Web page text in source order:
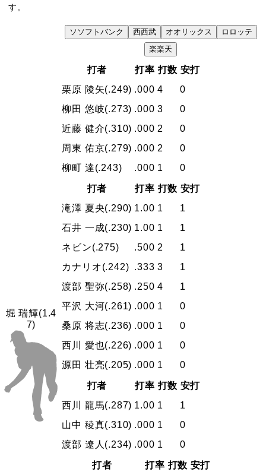
す。
ソ ソフトバンク 西西武 オオリックス ロ ロッテ
楽楽天
堀 瑞輝(1.4
7)
打者 打率 打数 安打
栗原 陵矢(.249) .000 4
0
柳田 悠岐(.273) .000 3
0
近藤 健介(.310) .000 2
0
周東 佑京(.279) .000 2
0
柳町 達(.243) .000 1 0
打者 打率 打数 安打
滝澤 夏央(.290) 1.00 1
1
石井 一成(.230) 1.00 1
1
ネビン(.275) .500 2
1
カナリオ(.242) .333 3
1
渡部 聖弥(.258) .250 4
1
平沢 大河(.261) .000 1
0
桑原 将志(.236) .000 1
0
西川 愛也(.226) .000 1
0
源田 壮亮(.205) .000 1 0
打者 打率 打数 安打
西川 龍馬(.287) 1.00 1
1
山中 稜真(.310) .000 1
0
渡部 遼人 (.234) .000 1 0
打者 打率 打数 安打